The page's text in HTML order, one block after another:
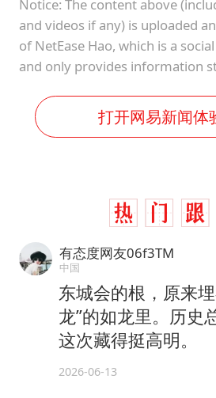
Notice: The content above
and videos if any) is uploaded
of NetEase Hao, which is a
and only provides information
打开网易新闻体
有态度网友06f3TM
中国
东城会的根，原来
龙”的如龙里。历史
这次藏得挺高明。
2026-06-13